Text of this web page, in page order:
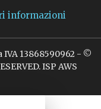
informazioni
IVA 13868590962 - ©
ISP AWS